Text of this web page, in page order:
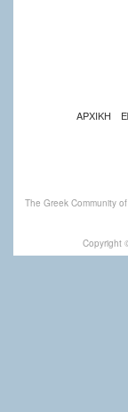
ΑΡΧΙΚΗ
The Greek Community
Copyright